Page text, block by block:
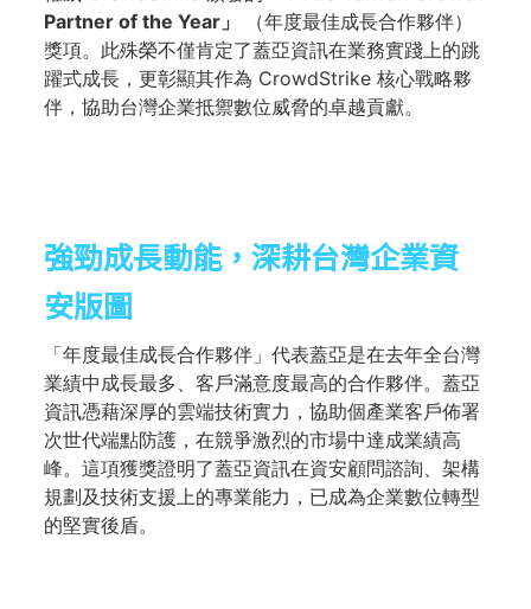
Partner of the Year」
（年度最佳成長合作夥伴）
獎項。此殊榮不僅肯定了蓋亞資訊在業務實踐上的跳
躍式成長，更彰顯其作為 CrowdStrike 核心戰略夥
伴，協助台灣企業抵禦數位威脅的卓越貢獻。
強勁成長動能，深耕台灣企業資
安版圖
「年度最佳成長合作夥伴」代表蓋亞是在去年全台灣
業績中成長最多、客戶滿意度最高的合作夥伴。蓋亞
資訊憑藉深厚的雲端技術實力，協助個產業客戶佈署
次世代端點防護，在競爭激烈的市場中達成業績高
峰。這項獲獎證明了蓋亞資訊在資安顧問諮詢、架構
規劃及技術支援上的專業能力，已成為企業數位轉型
的堅實後盾。